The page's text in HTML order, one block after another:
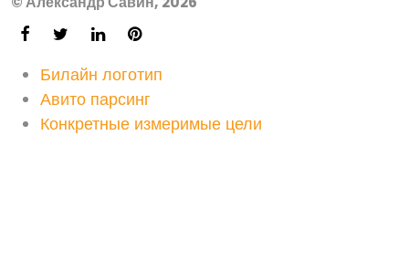
Билайн логотип
Авито парсинг
Конкретные измеримые цели